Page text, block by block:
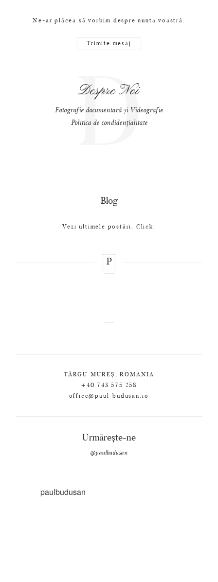
Ne-ar plăcea să vorbim despre nunta voastră.
Trimite mesaj
Despre Noi
D
Fotografie documentară și Videografie
Politica de condidențialitate
Blog
Vezi ultimele postări. Click.
P
TÂRGU MUREȘ, ROMANIA
+40 743 575 258
office@paul-budusan.ro
Urmărește-ne
@paulbudusan
paulbudusan